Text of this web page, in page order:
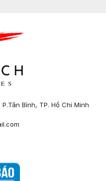
Bình, TP. Hồ Chí Minh